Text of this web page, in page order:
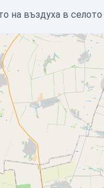
на въздуха в